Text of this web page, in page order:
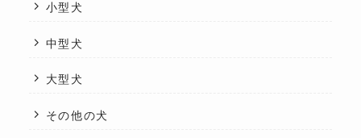
小型犬
中型犬
大型犬
その他の犬